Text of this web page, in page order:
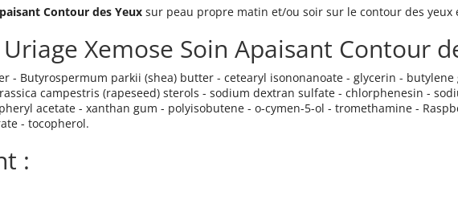
Contour des Yeux sur peau propre matin et/ou soir sur le contour des yeux
Xemose Soin Apaisant Contour
- Butyrospermum parkii (shea) butter - cetearyl isononanoate - glycerin -
campestris (rapeseed) sterols - sodium dextran sulfate - chlorphenesin -
acetate - xanthan gum - polyisobutene - o-cymen-5-ol - tromethamine -
- tocopherol.
: